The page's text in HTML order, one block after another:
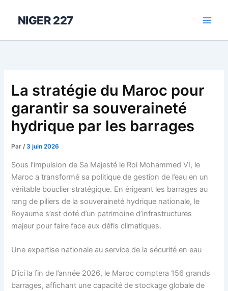
NIGER 227
La stratégie du Maroc pour
garantir sa souveraineté
hydrique par les barrages
Par/3 juin 2026
Sous l’impulsion de Sa Majesté le Roi Mohammed VI, le
Maroc a transformé sa politique de gestion de l’eau en un
véritable bouclier stratégique. En érigeant les barrages au
rang de piliers de la souveraineté hydrique nationale, le
Royaume s’est doté d’un patrimoine d’infrastructures
majeur pour faire face aux défis climatiques.
Une expertise nationale au service de la sécurité en eau
D’ici la fin de l’année 2026, le Maroc comptera 156 grands
barrages, affichant une capacité de stockage globale de